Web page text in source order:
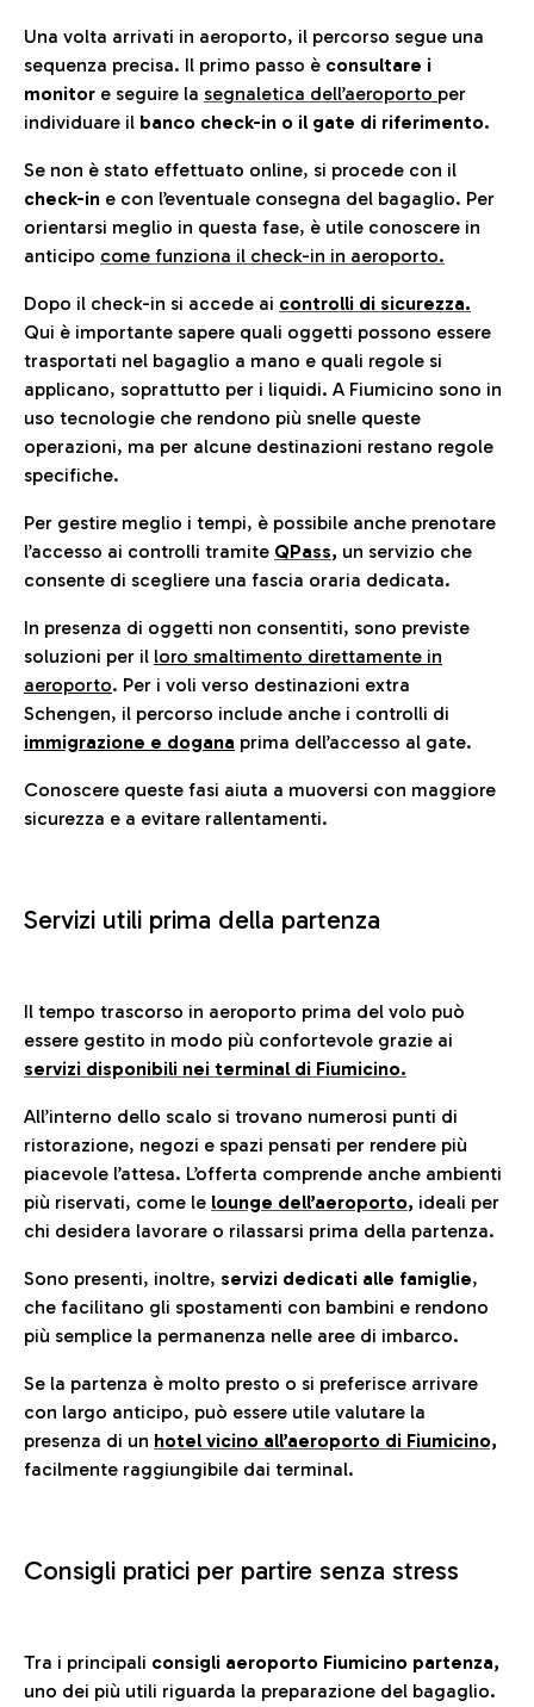
Una volta arrivati in aeroporto, il percorso segue una
sequenza precisa. Il primo passo è consultare i
monitor e seguire la segnaletica dell’aeroporto per
individuare il banco check-in o il gate di riferimento.
Se non è stato effettuato online, si procede con il
check-in e con l’eventuale consegna del bagaglio. Per
orientarsi meglio in questa fase, è utile conoscere in
anticipo come funziona il check-in in aeroporto.
Dopo il check-in si accede ai controlli di sicurezza.
Qui è importante sapere quali oggetti possono essere
trasportati nel bagaglio a mano e quali regole si
applicano, soprattutto per i liquidi. A Fiumicino sono in
uso tecnologie che rendono più snelle queste
operazioni, ma per alcune destinazioni restano regole
specifiche.
Per gestire meglio i tempi, è possibile anche prenotare
l’accesso ai controlli tramite QPass, un servizio che
consente di scegliere una fascia oraria dedicata.
In presenza di oggetti non consentiti, sono previste
soluzioni per il loro smaltimento direttamente in
aeroporto. Per i voli verso destinazioni extra
Schengen, il percorso include anche i controlli di
immigrazione e dogana prima dell’accesso al gate.
Conoscere queste fasi aiuta a muoversi con maggiore
sicurezza e a evitare rallentamenti.
Servizi utili prima della partenza
Il tempo trascorso in aeroporto prima del volo può
essere gestito in modo più confortevole grazie ai
servizi disponibili nei terminal di Fiumicino.
All’interno dello scalo si trovano numerosi punti di
ristorazione, negozi e spazi pensati per rendere più
piacevole l’attesa. L’offerta comprende anche ambienti
più riservati, come le lounge dell’aeroporto, ideali per
chi desidera lavorare o rilassarsi prima della partenza.
Sono presenti, inoltre, servizi dedicati alle famiglie,
che facilitano gli spostamenti con bambini e rendono
più semplice la permanenza nelle aree di imbarco.
Se la partenza è molto presto o si preferisce arrivare
con largo anticipo, può essere utile valutare la
presenza di un hotel vicino all’aeroporto di Fiumicino,
facilmente raggiungibile dai terminal.
Consigli pratici per partire senza stress
Tra i principali consigli aeroporto Fiumicino partenza,
uno dei più utili riguarda la preparazione del bagaglio.